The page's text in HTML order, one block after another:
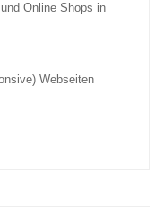
Online Shops in
Webseiten